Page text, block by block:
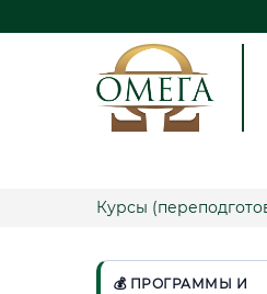
Курсы
💰 ПРОГРАММЫ И